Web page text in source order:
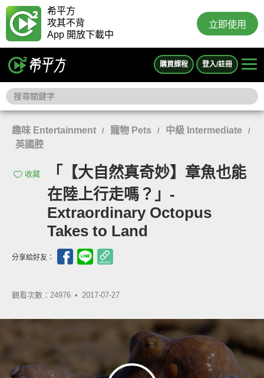
希平方
攻其不背
App 開放下載中
立即使用
購買課程 登入/註冊
趣味 Entertainment / 寵物 Pets / 中級 Intermediate /
英國腔
收藏
「【大自然真奇妙】章魚也能
在陸上行走嗎？」-
Extraordinary Octopus
Takes to Land
分享給好友：
觀看次數：24976 • 2017-07-27